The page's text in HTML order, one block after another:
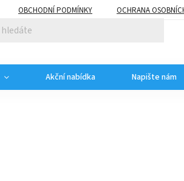
OBCHODNÍ PODMÍNKY OCHRANA
Akční nabídka Napište nám